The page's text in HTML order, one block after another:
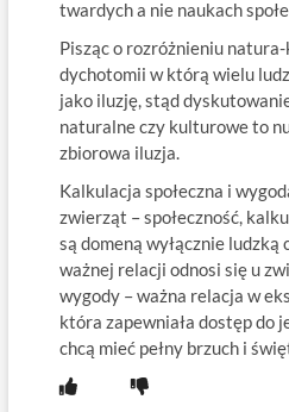
twardych a nie naukach
Pisząc o rozróżnieniu
dychotomii w którą wielu
jako iluzję, stąd
naturalne czy kulturowe to
zbiorowa iluzja.
Kalkulacja społeczna i
zwierząt – społeczność,
są domeną wyłącznie
ważnej relacji odnosi się u
wygody – ważna relacja w
która zapewniała dostęp do
chcą mieć pełny brzuch i